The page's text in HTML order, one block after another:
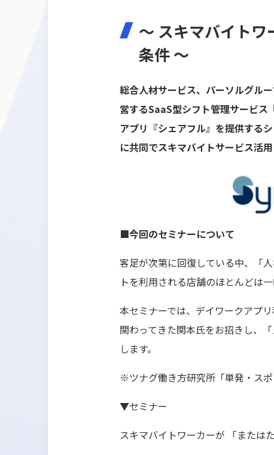
～ スキマバイト
条件 ～
総合人材サービス、パーソルグル
営するSaaS型シフト管理サービ
アプリ『シェアフル』を提供する
に共同でスキマバイトサービス活
■今回のセミナーについて
客足が次第に回復している中、「
トを利用される店舗のほとんどは
本セミナーでは、デイワークアプ
関わってきた関本氏をお招きし、
します。
※ツナグ働き方研究所「単発・ス
▼セミナー
スキマバイトワーカーが 「または